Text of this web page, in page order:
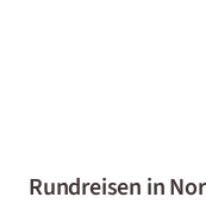
Rundreisen in